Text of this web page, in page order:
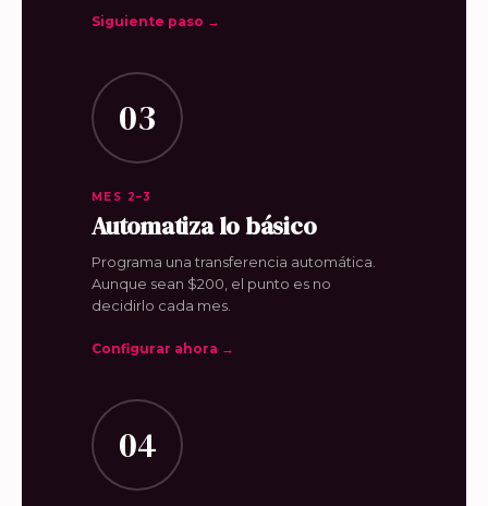
Siguiente paso →
03
MES 2–3
Automatiza lo básico
Programa una transferencia automática.
Aunque sean $200, el punto es no
decidirlo cada mes.
Configurar ahora →
04